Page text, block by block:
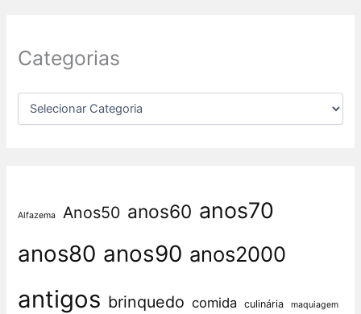
Categorias
Alfazema Anos50 anos60 anos70
anos80 anos90 anos2000
antigos brinquedo comida culinária maquiagem